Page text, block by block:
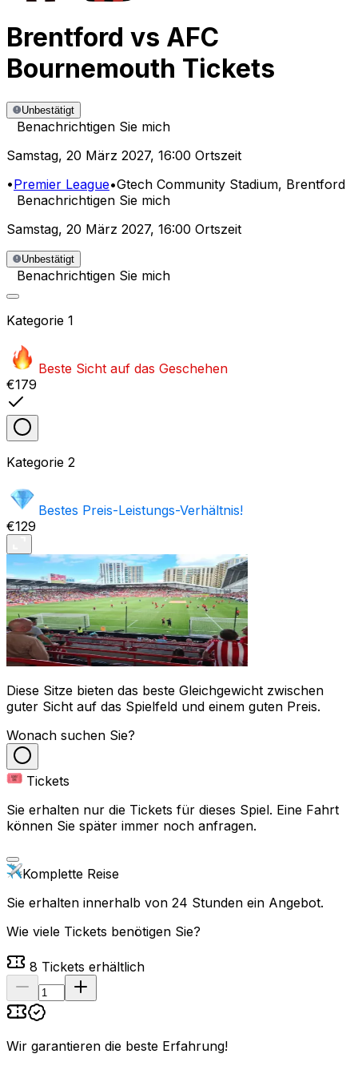
Brentford vs AFC
Bournemouth Tickets
Unbestätigt
Benachrichtigen Sie mich
Samstag, 20 März 2027, 16:00 Ortszeit
•Premier League•Gtech Community Stadium, Brentford
Benachrichtigen Sie mich
Samstag, 20 März 2027, 16:00 Ortszeit
Unbestätigt
Benachrichtigen Sie mich
Kategorie 1
Beste Sicht auf das Geschehen
€179
Kategorie 2
Bestes Preis-Leistungs-Verhältnis!
€129
Diese Sitze bieten das beste Gleichgewicht zwischen
guter Sicht auf das Spielfeld und einem guten Preis.
Wonach suchen Sie?
Tickets
Sie erhalten nur die Tickets für dieses Spiel. Eine Fahrt
können Sie später immer noch anfragen.
Komplette Reise
Sie erhalten innerhalb von 24 Stunden ein Angebot.
Wie viele Tickets benötigen Sie?
8 Tickets erhältlich
Wir garantieren die beste Erfahrung!